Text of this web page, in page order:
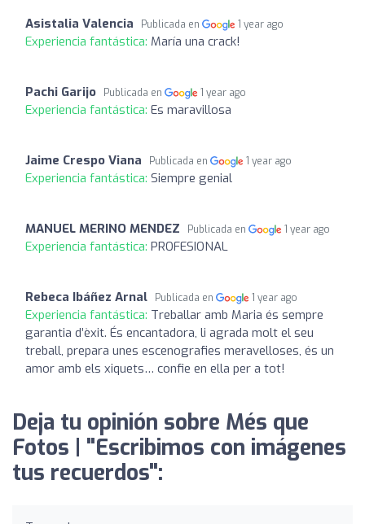
Asistalia Valencia Publicada en 1 year ago
Experiencia fantástica: María una crack!
Pachi Garijo Publicada en 1 year ago
Experiencia fantástica: Es maravillosa
Jaime Crespo Viana Publicada en 1 year ago
Experiencia fantástica: Siempre genial
MANUEL MERINO MENDEZ Publicada en 1 year ago
Experiencia fantástica: PROFESIONAL
Rebeca Ibáñez Arnal Publicada en 1 year ago
Experiencia fantástica: Treballar amb Maria és sempre
garantia d’èxit. És encantadora, li agrada molt el seu
treball, prepara unes escenografies meravelloses, és un
amor amb els xiquets… confie en ella per a tot!
Deja tu opinión sobre Més que
Fotos | "Escribimos con imágenes
tus recuerdos":